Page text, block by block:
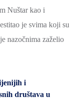
Nuštar kao i
je svima koji su
nazočnima zaželio
i
društava u